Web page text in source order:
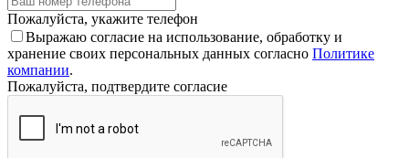
Пожалуйста, укажите телефон
Выражаю согласие на использование, обработку и
хранение своих персональных данных согласно Политике
компании.
Пожалуйста, подтвердите согласие